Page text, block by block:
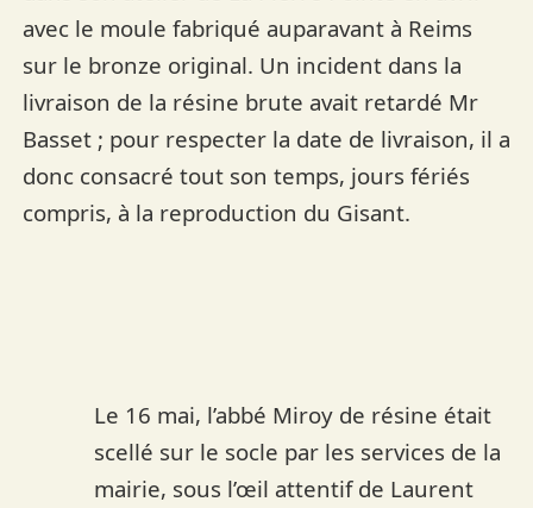
avec le moule fabriqué auparavant à Reims
sur le bronze original. Un incident dans la
livraison de la résine brute avait retardé Mr
Basset ; pour respecter la date de livraison, il a
donc consacré tout son temps, jours fériés
compris, à la reproduction du Gisant.
Le 16 mai, l’abbé Miroy de résine était
scellé sur le socle par les services de la
mairie, sous l’œil attentif de Laurent